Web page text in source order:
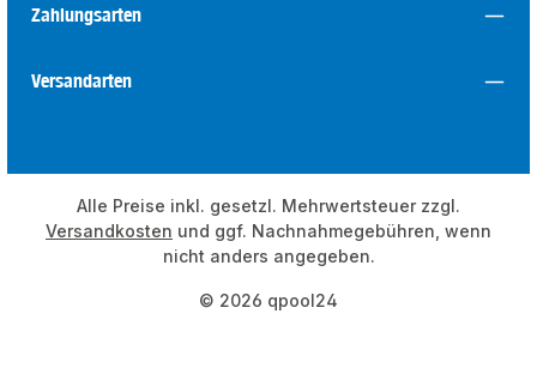
Zahlungsarten
Versandarten
© 2026 qpool24
Alle Preise inkl. gesetzl. Mehrwertsteuer zzgl.
Versandkosten und ggf. Nachnahmegebühren, wenn
nicht anders angegeben.